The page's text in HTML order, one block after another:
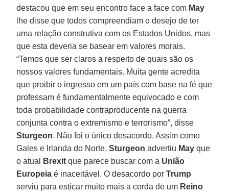
destacou que em seu encontro face a face com May
lhe disse que todos compreendiam o desejo de ter
uma relação construtiva com os Estados Unidos, mas
que esta deveria se basear em valores morais.
“Temos que ser claros a respeito de quais são os
nossos valores fundamentais. Muita gente acredita
que proibir o ingresso em um país com base na fé que
professam é fundamentalmente equivocado e com
toda probabilidade contraproducente na guerra
conjunta contra o extremismo e terrorismo”, disse
Sturgeon. Não foi o único desacordo. Assim como
Gales e Irlanda do Norte,Sturgeon advertiu May que
o atual
Brexit que parece buscar com a União
Europeia é inaceitável. O desacordo porTrump
serviu para esticar muito mais a corda de um Reino